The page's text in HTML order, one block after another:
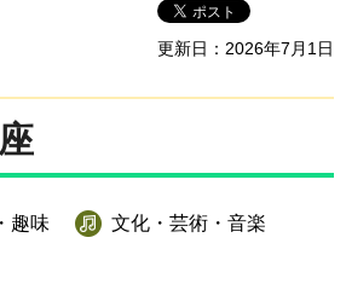
更新日：2026年7月1日
趣味 文化・芸術・音楽